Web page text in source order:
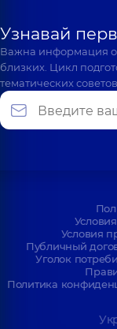
Узнавай
Важна информация о
близких. Цикл
тематических
Условия
Публичный
Уголок
Политика